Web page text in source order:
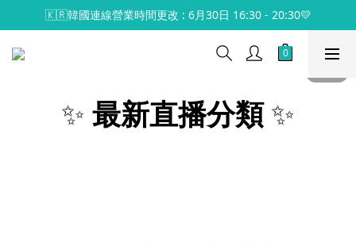
🇰🇷韓國連線營業時間更改 : 6月30日 16:30 - 20:30💛
✨ 最新直播分類✨